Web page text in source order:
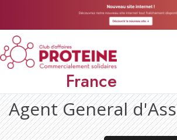
France
Agent General